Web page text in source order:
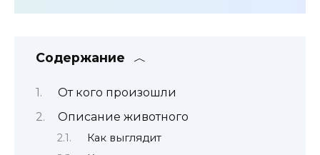
Содержание
От кого произошли
Описание животного
Как выглядит